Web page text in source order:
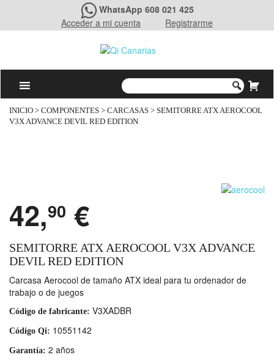
WhatsApp 608 021 425
Acceder a mi cuenta
Registrarme
INICIO > COMPONENTES > CARCASAS > SEMITORRE ATX AEROCOOL
V3X ADVANCE DEVIL RED EDITION
42,90 €
SEMITORRE ATX AEROCOOL V3X ADVANCE
DEVIL RED EDITION
Carcasa Aerocool de tamaño ATX ideal para tu ordenador de
trabajo o de juegos
Código de fabricante: V3XADBR
Código Qi: 10551142
Garantía: 2 años